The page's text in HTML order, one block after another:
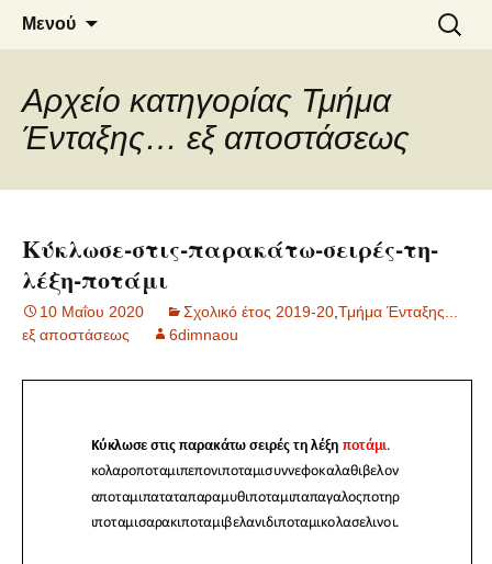
6o ΔΗΜΟΤΙΚΟ ΣΧΟΛΕΙΟ
ΝΑΟΥΣΑΣ
Μενού
για:
Αρχείο κατηγορίας Τμήμα
Ένταξης… εξ αποστάσεως
Κύκλωσε-στις-παρακάτω-σειρές-τη-
λέξη-ποτάμι
10 Μαΐου 2020 Σχολικό έτος 2019-20 Τμήμα Ένταξης...
εξ αποστάσεως
6dimnaou